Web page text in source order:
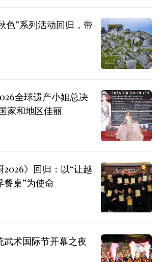
”系列活动回归，带
全球遗产小姐总决
家和地区佳丽
2026》回归：以“让越
餐桌”为使命
武术国际节开幕之夜